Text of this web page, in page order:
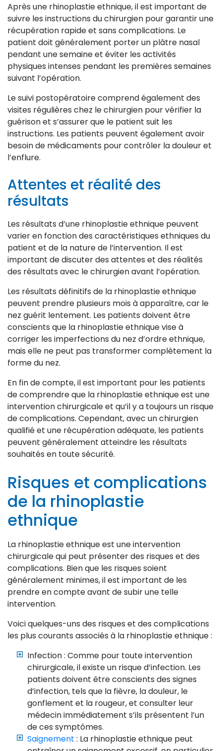
Après une rhinoplastie ethnique, il est important de
suivre les instructions du chirurgien pour garantir une
récupération rapide et sans complications. Le
patient doit généralement porter un plâtre nasal
pendant une semaine et éviter les activités
physiques intenses pendant les premières semaines
suivant l’opération.
Le suivi postopératoire comprend également des
visites régulières chez le chirurgien pour vérifier la
guérison et s’assurer que le patient suit les
instructions. Les patients peuvent également avoir
besoin de médicaments pour contrôler la douleur et
l’enflure.
Attentes et réalité des
résultats
Les résultats d’une rhinoplastie ethnique peuvent
varier en fonction des caractéristiques ethniques du
patient et de la nature de l’intervention. Il est
important de discuter des attentes et des réalités
des résultats avec le chirurgien avant l’opération.
Les résultats définitifs de la rhinoplastie ethnique
peuvent prendre plusieurs mois à apparaître, car le
nez guérit lentement. Les patients doivent être
conscients que la rhinoplastie ethnique vise à
corriger les imperfections du nez d’ordre ethnique,
mais elle ne peut pas transformer complètement la
forme du nez.
En fin de compte, il est important pour les patients
de comprendre que la rhinoplastie ethnique est une
intervention chirurgicale et qu’il y a toujours un risque
de complications. Cependant, avec un chirurgien
qualifié et une récupération adéquate, les patients
peuvent généralement atteindre les résultats
souhaités en toute sécurité.
Risques et complications
de la rhinoplastie
ethnique
La rhinoplastie ethnique est une intervention
chirurgicale qui peut présenter des risques et des
complications. Bien que les risques soient
généralement minimes, il est important de les
prendre en compte avant de subir une telle
intervention.
Voici quelques-uns des risques et des complications
les plus courants associés à la rhinoplastie ethnique :
Infection : Comme pour toute intervention
chirurgicale, il existe un risque d’infection. Les
patients doivent être conscients des signes
d’infection, tels que la fièvre, la douleur, le
gonflement et la rougeur, et consulter leur
médecin immédiatement s’ils présentent l’un
de ces symptômes.
Saignement : La rhinoplastie ethnique peut